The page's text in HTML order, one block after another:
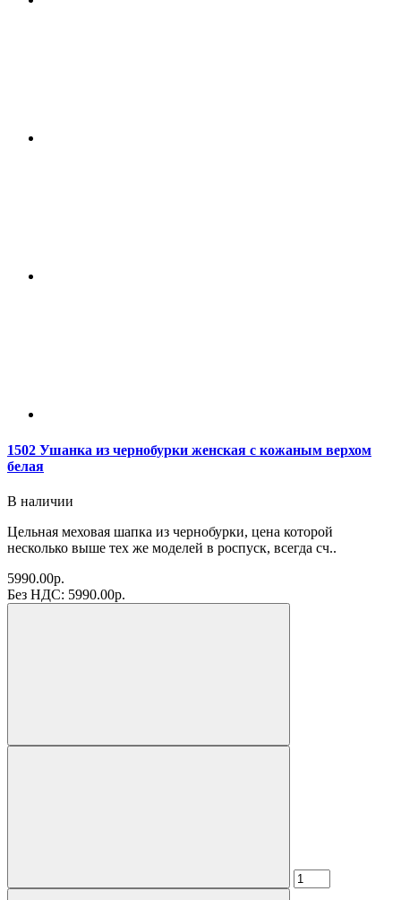
1502 Ушанка из чернобурки женская с кожаным верхом
белая
В наличии
Цельная меховая шапка из чернобурки, цена которой
несколько выше тех же моделей в роспуск, всегда сч..
5990.00р.
Без НДС: 5990.00р.